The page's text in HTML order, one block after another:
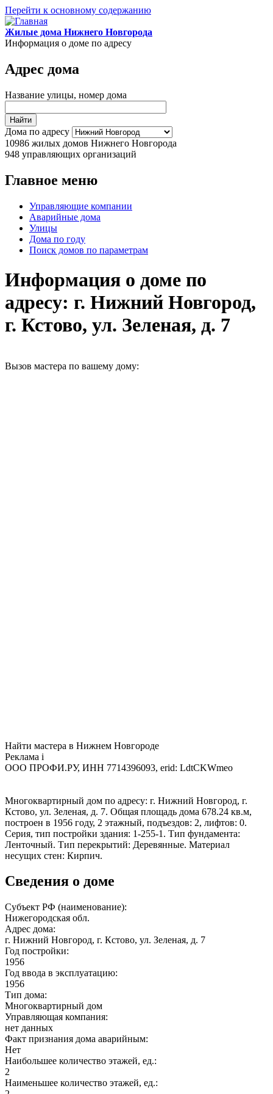
Перейти к основному содержанию
Жилые дома Нижнего Новгорода
Информация о доме по адресу
Адрес дома
Название улицы, номер дома
Дома по адресу
10986 жилых домов Нижнего Новгорода
948 управляющих организаций
Главное меню
Управляющие компании
Аварийные дома
Улицы
Дома по году
Поиск домов по параметрам
Информация о доме по
адресу: г. Нижний Новгород,
г. Кстово, ул. Зеленая, д. 7
Вызов мастера по вашему дому:
Найти мастера в Нижнем Новгороде
Реклама i
ООО ПРОФИ.РУ, ИНН 7714396093, erid: LdtCKWmeo
Многоквартирный дом по адресу: г. Нижний Новгород, г.
Кстово, ул. Зеленая, д. 7. Общая площадь дома 678.24 кв.м,
построен в 1956 году, 2 этажный, подъездов: 2, лифтов: 0.
Серия, тип постройки здания: 1-255-1. Тип фундамента:
Ленточный. Тип перекрытий: Деревянные. Материал
несущих стен: Кирпич.
Сведения о доме
Субъект РФ (наименование):
Нижегородская обл.
Адрес дома:
г. Нижний Новгород, г. Кстово, ул. Зеленая, д. 7
Год постройки:
1956
Год ввода в эксплуатацию:
1956
Тип дома:
Многоквартирный дом
Управляющая компания:
нет данных
Факт признания дома аварийным:
Нет
Наибольшее количество этажей, ед.:
2
Наименьшее количество этажей, ед.: